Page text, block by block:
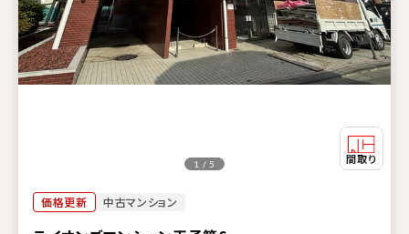
価格更新 中古マンション
1 / 5